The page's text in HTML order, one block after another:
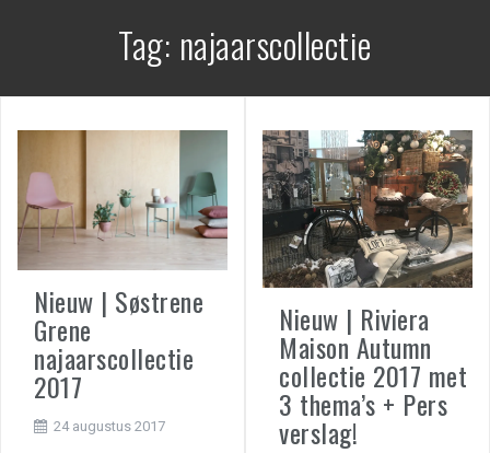
Tag: najaarscollectie
Nieuw | Søstrene
Grene
najaarscollectie
2017
24 augustus 2017
Nieuw | Riviera
Maison Autumn
collectie 2017 met
3 thema’s + Pers
verslag!